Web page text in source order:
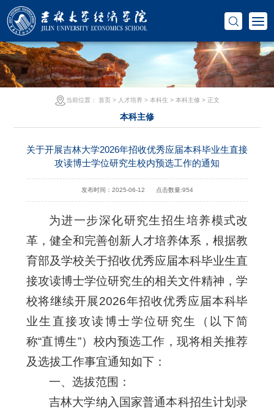
当前位置： 首页> 人才培养> 本科生 > 本科主修> 正文
本科主修
关于开展吉林大学2026年招收优秀应届本科毕业生直接
攻读博士学位研究生校内预选工作的通知
发布时间：2025-06-12 点击数量:954
为进一步深化研究生招生培养模式改
革，健全和完善创新人才培养体系，根据教
育部及学校关于招收优秀应届本科毕业生直
接攻读博士学位研究生的相关文件精神，学
校将继续开展2026年招收优秀应届本科毕
业生直接攻读博士学位研究生（以下简
称“直博生”）校内预选工作，现将相关推荐
及选拔工作事宜通知如下：
一、选拔范围：
吉林大学纳入国家普通本科招生计划录